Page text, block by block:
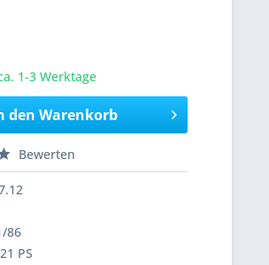
1-3 Werktage
den Warenkorb
Bewerten
86
PS